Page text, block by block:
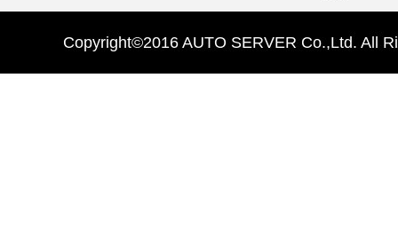
Copyright©2016 AUTO SERVER Co.,Ltd. All